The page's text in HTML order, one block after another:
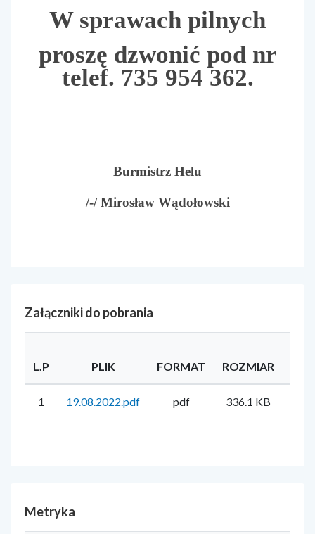
W sprawach pilnych
proszę dzwonić pod nr
telef. 735 954 362.
Burmistrz Helu
/-/ Mirosław Wądołowski
Załączniki do pobrania
L.P PLIK FORMAT ROZMIAR
1 19.08.2022.pdf pdf 336.1 KB
Metryka